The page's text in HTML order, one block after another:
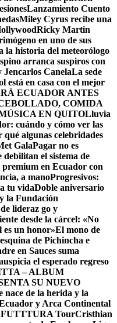
Lanzamiento Cuento
Miley Cyrus recibe una
Ricky Martin
en uno de sus
la historia del meteorólogo
arranca suspiros con
CanelaLa sede
está en casa con el mejor
ECUADOR ANTES
COMIDA
EN QUITOLluvia
cuándo y cómo ver las
qué algunas celebridades
GalaPagar no es
debilitan el sistema de
en Ecuador con
a manoProgresivos:
tu vidaDoble aniversario
la Fundación
lideraz go y
desde la cárcel: «No
es un honor»El mono de
de Pichincha e
en Sauces suma
el esperado regreso
– ALBUM
SU NUEVO
de la herida y la
y Arca Continental
FUTTTURA TourCristhian